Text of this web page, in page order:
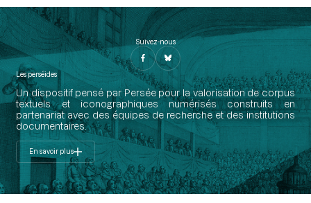
Suivez-nous
Les perséides
Un dispositif pensé par Persée pour la valorisation de corpus
textuels et iconographiques numérisés construits en
partenariat avec des équipes de recherche et des institutions
documentaires.
En savoir plus